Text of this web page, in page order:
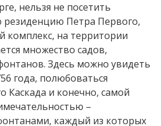
нельзя не посетить
Петра Первого,
на территории
множество садов,
Здесь можно увидеть
года, полюбоваться
Каскада и конечно, самой
–
каждый из которых